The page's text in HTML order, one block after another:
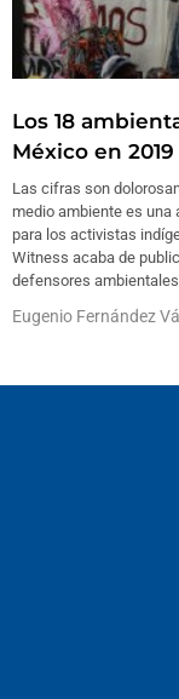
Los 18
México en 2019
Las cifras son
medio ambiente es
para los activistas
Witness acaba de
defensores
Eugenio Fernández